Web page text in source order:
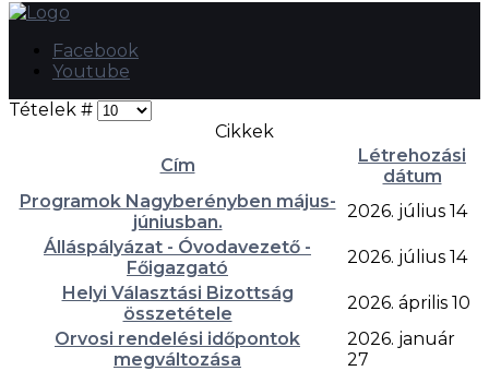
Facebook
Youtube
Tételek #
Cikkek
Cím
Létrehozási
dátum
Programok Nagyberényben május-
júniusban.
2026. július 14
Álláspályázat - Óvodavezető -
Főigazgató
2026. július 14
Helyi Választási Bizottság
összetétele
2026. április 10
Orvosi rendelési időpontok
megváltozása
2026. január
27